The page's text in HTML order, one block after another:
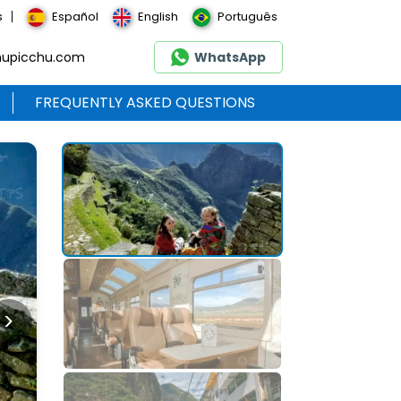
Español English Português
WhatsApp
FREQUENTLY ASKED QUESTIONS
>